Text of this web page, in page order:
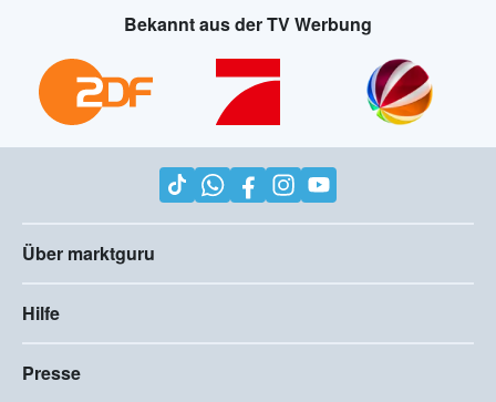
Bekannt aus der TV Werbung
Über marktguru
Hilfe
Presse